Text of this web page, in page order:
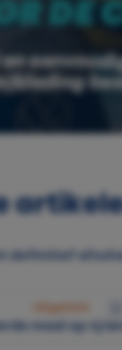
definitief
Uitgelicht
maal op rij